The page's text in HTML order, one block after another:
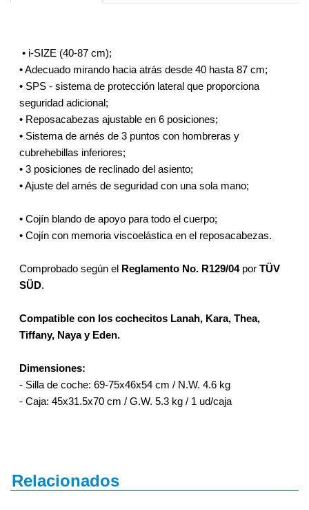
• i-SIZE (40-87 cm);
•Adecuado mirando hacia atrás desde 40 hasta 87 cm;
• SPS - sistema de protección lateral que proporciona
seguridad adicional ;
• Reposacabezas ajustable en 6 posiciones;
• Sistema de arnés de 3 puntos con hombreras y
cubrehebillas inferiores;
• 3 posiciones de reclinado del asiento;
•Ajuste del arnés de seguridad con una sola mano;
• Cojín blando de apoyo para todo el cuerpo;
• Cojín con memoria viscoelástica en el reposacabezas.
Comprobado según el Reglamento No. R129/04por TÜV
SÜD.
Compatible con los cochecitosLanah, Kara, Thea,
Tiffany, Naya y Eden.
Dimensiones:
- Silla de coche: 69-75x46x54 cm / N.W. 4.6 kg
- Caja: 45x31.5x70 cm / G.W. 5.3 kg / 1 ud/caja
Relacionados